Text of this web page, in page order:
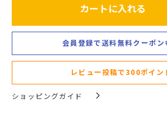
カートに入れる
会員登録で送料無料クーポン
レビュー投稿で300ポイン
ショッピングガイド